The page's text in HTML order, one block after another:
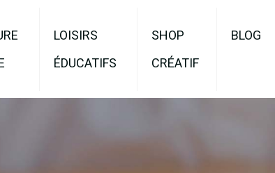
LOISIRS
ÉDUCATIFS
SHOP
CRÉATIF
BLOG